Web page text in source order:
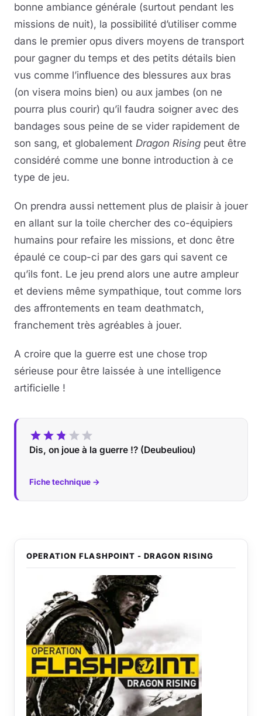
bonne ambiance générale (surtout pendant les
missions de nuit), la possibilité d’utiliser comme
dans le premier opus divers moyens de transport
pour gagner du temps et des petits détails bien
vus comme l’influence des blessures aux bras
(on visera moins bien) ou aux jambes (on ne
pourra plus courir) qu’il faudra soigner avec des
bandages sous peine de se vider rapidement de
son sang, et globalement Dragon Rising peut être
considéré comme une bonne introduction à ce
type de jeu.
On prendra aussi nettement plus de plaisir à jouer
en allant sur la toile chercher des co-équipiers
humains pour refaire les missions, et donc être
épaulé ce coup-ci par des gars qui savent ce
qu’ils font. Le jeu prend alors une autre ampleur
et deviens même sympathique, tout comme lors
des affrontements en team deathmatch,
franchement très agréables à jouer.
A croire que la guerre est une chose trop
sérieuse pour être laissée à une intelligence
artificielle !
Dis, on joue à la guerre !? (Deubeuliou)
Fiche technique →
OPERATION FLASHPOINT - DRAGON RISING